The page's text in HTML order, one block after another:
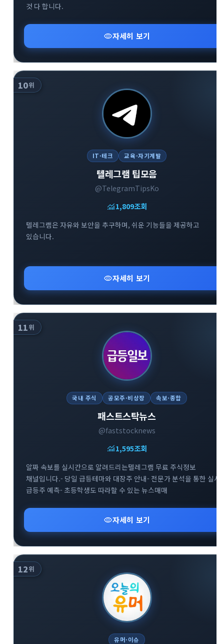
것 다 합니다.
visibility자세히 보기
10위
IT·테크 교육·자기계발
텔레그램 팁모음
@TelegramTipsKo
monitoring1,809조회
텔레그램은 자유와 보안을 추구하며, 쉬운 기능들을 제공하고
있습니다.
visibility자세히 보기
11위
국내 주식 공모주·비상장 속보·종합
패스트스탁뉴스
@faststocknews
monitoring1,595조회
알짜 속보를 실시간으로 알려드리는텔레그램 무료 주식정보
채널입니다.- 당일 급등테마와 대장주 안내- 전문가 분석을 통한 실시
급등주 예측- 초등학생도 따라할 수 있는 뉴스매매
visibility자세히 보기
12위
유머·이슈